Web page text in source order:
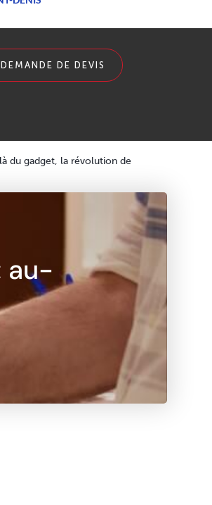
DEMANDE DE DEVIS
du gadget, la révolution de
au-